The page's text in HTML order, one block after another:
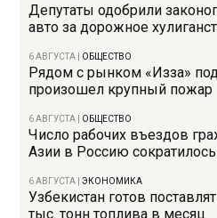
Депутаты одобрили
авто за дорожное
6 АВГУСТА ОБЩЕСТВО
Рядом с рынком «Изза»
произошел крупный пожар
6 АВГУСТА ОБЩЕСТВО
Число рабочих въездов
Азии в Россию сократилось
6 АВГУСТА |ЭКОНОМИКА
Узбекистан готов
тыс. тонн топлива в месяц